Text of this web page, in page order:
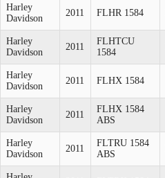
Harley
Davidson
2011 FLHR 1584
Harley
Davidson
2011
FLHTCU
1584
Harley
Davidson
2011 FLHX 1584
Harley
Davidson
2011
FLHX 1584
ABS
Harley
Davidson
2011
FLTRU 1584
ABS